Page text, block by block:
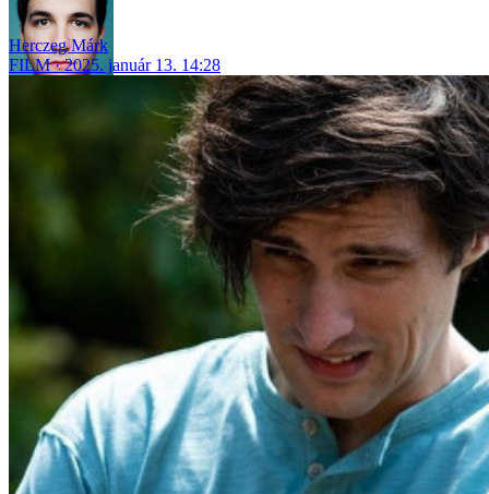
Herczeg Márk
FILM
2025. január 13. 14:28